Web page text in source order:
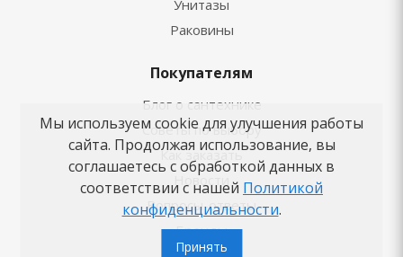
Унитазы
Раковины
Покупателям
Блог о сантехнике
Советы по выбору
Как заказать
Новости
Вопросы-ответы
Бренды
Мы используем cookie для улучшения работы
сайта. Продолжая использование, вы
соглашаетесь с обработкой данных в
соответствии с нашей Политикой
конфиденциальности.
Принять